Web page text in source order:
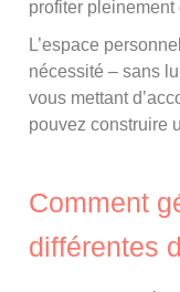
profiter
L’espace
nécessité – sans
vous mettant
pouvez construire
Comment
différentes